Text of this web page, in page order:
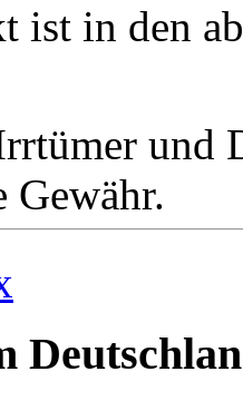
ist in den
und
Gewähr.